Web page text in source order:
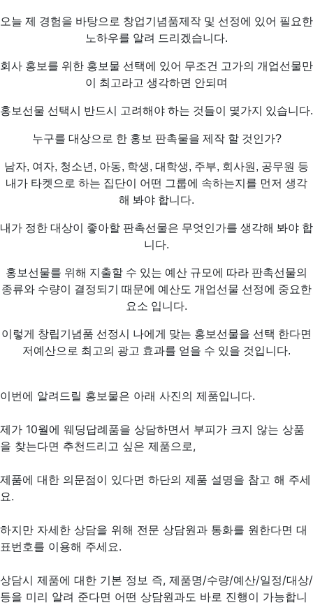
오늘 제 경험을 바탕으로 창업기념품제작 및 선정에 있어 필요한
노하우를 알려 드리겠습니다.
회사 홍보를 위한 홍보물 선택에 있어 무조건 고가의 개업선물만
이 최고라고 생각하면 안되며
홍보선물 선택시 반드시 고려해야 하는 것들이 몇가지 있습니다.
누구를 대상으로 한 홍보 판촉물을 제작 할 것인가?
남자, 여자, 청소년, 아동, 학생, 대학생, 주부, 회사원, 공무원 등
내가 타켓으로 하는 집단이 어떤 그룹에 속하는지를 먼저 생각
해 봐야 합니다.
내가 정한 대상이 좋아할 판촉선물은 무엇인가를 생각해 봐야 합
니다.
홍보선물를 위해 지출할 수 있는 예산 규모에 따라 판촉선물의
종류와 수량이 결정되기 때문에 예산도 개업선물 선정에 중요한
요소 입니다.
이렇게 창립기념품 선정시 나에게 맞는 홍보선물을 선택 한다면
저예산으로 최고의 광고 효과를 얻을 수 있을 것입니다.
이번에 알려드릴 홍보물은 아래 사진의 제품입니다.
제가 10월에 웨딩답례품을 상담하면서 부피가 크지 않는 상품
을 찾는다면 추천드리고 싶은 제품으로,
제품에 대한 의문점이 있다면 하단의 제품 설명을 참고 해 주세
요.
하지만 자세한 상담을 위해 전문 상담원과 통화를 원한다면 대
표번호를 이용해 주세요.
상담시 제품에 대한 기본 정보 즉, 제품명/수량/예산/일정/대상/
등을 미리 알려 준다면 어떤 상담원과도 바로 진행이 가능합니